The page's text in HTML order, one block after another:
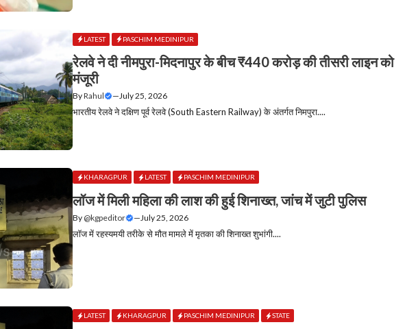
LATEST PASCHIM MEDINIPUR
रेलवे ने दी नीमपुरा-मिदनापुर के बीच ₹440 करोड़ की तीसरी लाइन को
मंजूरी
ByRahul —July 25, 2026
भारतीय रेलवे ने दक्षिण पूर्व रेलवे (South Eastern Railway) के अंतर्गत निमपुरा....
KHARAGPUR LATEST PASCHIM MEDINIPUR
लॉज में मिली महिला की लाश की हुई शिनाख्त, जांच में जुटी पुलिस
By @kgpeditor — July 25, 2026
लॉज में रहस्यमयी तरीके से मौत मामले में मृतका की शिनाख्त शुभांगी....
LATEST KHARAGPUR PASCHIM MEDINIPUR STATE